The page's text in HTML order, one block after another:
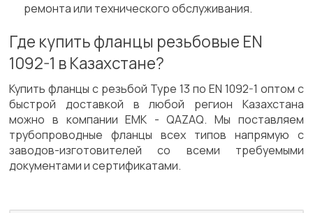
ремонта или технического обслуживания.
Где купить фланцы резьбовые EN
1092-1 в Казахстане?
Купить фланцы с резьбой Type 13 по EN 1092-1 оптом с
быстрой доставкой в любой регион Казахстана
можно в компании ЕМК - QAZAQ. Мы поставляем
трубопроводные фланцы всех типов напрямую с
заводов-изготовителей со всеми требуемыми
документами и сертификатами.